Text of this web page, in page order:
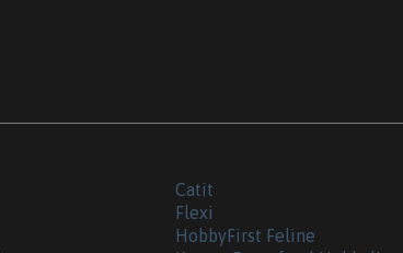
Catit
Flexi
HobbyFirst Feline